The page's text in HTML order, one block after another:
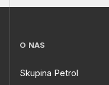
O NAS
Skupina Petrol